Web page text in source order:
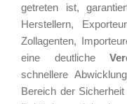
getreten ist,
Herstellern,
Zollagenten,
eine deutliche
schnellere
Bereich der